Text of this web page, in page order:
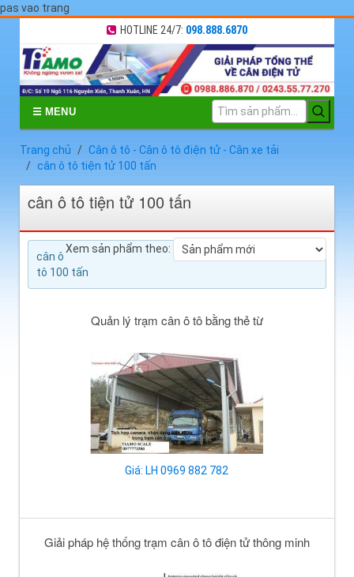
pas vao trang
HOTLINE 24/7: 098.888.6870
☰ MENU
Trang chủ
Cân ô tô - Cân ô tô điện tử - Cân xe tải
cân ô tô tiện tử 100 tấn
cân ô tô tiện tử 100 tấn
Xem sản phẩm theo:
cân ô
tô 100 tấn
Quản lý trạm cân ô tô bằng thẻ từ
Giá: LH 0969 882 782
Giải pháp hệ thống trạm cân ô tô điện tử thông minh